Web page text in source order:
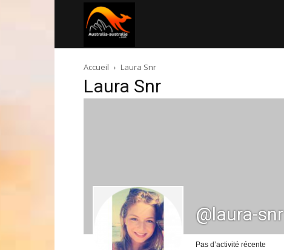
australie.com
Accueil Laura Snr
Laura Snr
@laura-snr
Pas d’activité récente